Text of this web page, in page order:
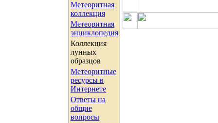
Метеоритная
коллекция
Метеоритная
энциклопедия
Коллекция
лунных
образцов
Метеоритные
ресурсы в
Интернете
Ответы на
общие
вопросы